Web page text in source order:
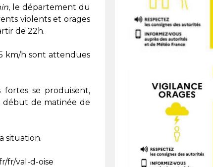
, le département du
violents et orages
de 22h.
km/h sont attendues
fortes se produisent,
de matinée de
situation.
fr/val-d-oise